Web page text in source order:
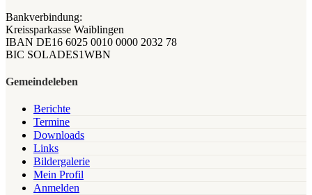
Bankverbindung:
Kreissparkasse Waiblingen
IBAN DE16 6025 0010 0000 2032 78
BIC SOLADES1WBN
Gemeindeleben
Berichte
Termine
Downloads
Links
Bildergalerie
Mein Profil
Anmelden